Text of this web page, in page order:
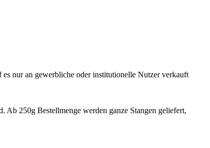
nur an gewerbliche oder institutionelle Nutzer verkauft
Ab 250g Bestellmenge werden ganze Stangen geliefert,